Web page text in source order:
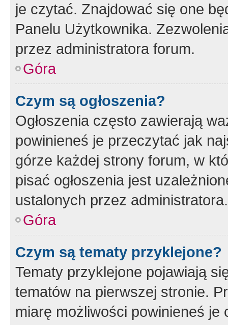
je czytać. Znajdować się one
Panelu Użytkownika.
przez administratora forum.
Góra
Czym są ogłoszenia?
Ogłoszenia często zawierają
powinieneś je przeczytać jak
górze każdej strony forum, w
pisać ogłoszenia jest
ustalonych przez administratora.
Góra
Czym są tematy przyklejone?
Tematy przyklejone pojawiają
tematów na pierwszej stronie.
miarę możliwości powinieneś je